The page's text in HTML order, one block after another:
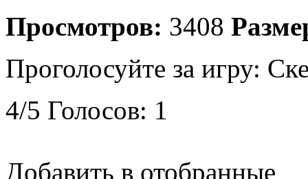
Просмотров: 3408
Проголосуйте за игру:
4/5 Голосов: 1
Добавить в отобранные